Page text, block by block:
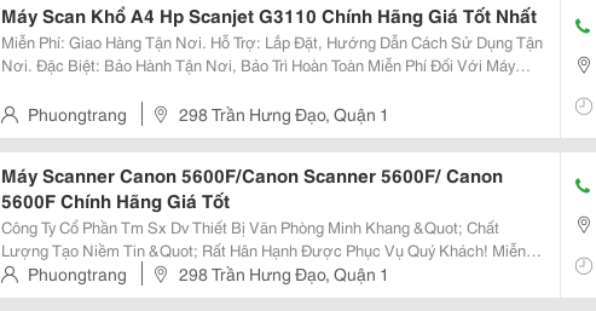
Máy Scan Khổ A4 Hp Scanjet G3110 Chính Hãng Giá Tốt Nhất
Miễn Phí: Giao Hàng Tận Nơi. Hỗ Trợ: Lắp Đặt, Hướng Dẫn Cách Sử Dụng Tận
Nơi. Đặc Biệt: Bảo Hành Tận Nơi, Bảo Trì Hoàn Toàn Miễn Phí Đối Với Máy
Toshiba @@@
Phuongtrang 298 Trần Hưng Đạo, Quận 1
Máy Scanner Canon 5600F/Canon Scanner 5600F/ Canon
5600F Chính Hãng Giá Tốt
Công Ty Cổ Phần Tm Sx Dv Thiết Bị Văn Phòng Minh Khang &Quot; Chất
Lượng Tạo Niềm Tin &Quot; Rất Hân Hạnh Được Phục Vụ Quý Khách! Miễn
Phí: Giao Hàng Tận Nơi. Hỗ Trợ: Lắp Đặt, Hướng Dẫn Cách Sử Dụng Tận Nơi.
Đặc Biệt: Bảo Hành Tận Nơi,
Phuongtrang 298 Trần Hưng Đạo, Quận 1